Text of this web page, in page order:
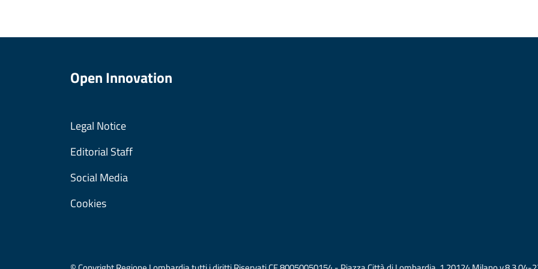
Open Innovation
Legal Notice
Editorial Staff
Social Media
Cookies